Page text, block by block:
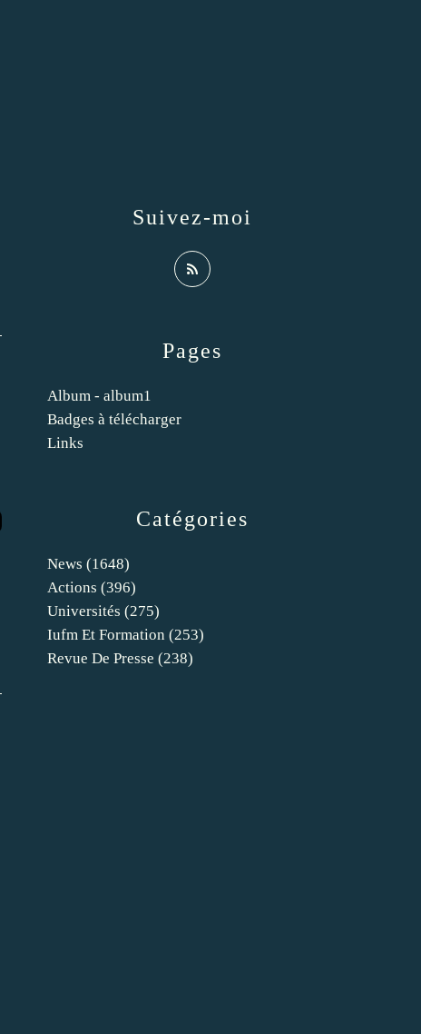
Catégories
News (1648)
Actions (396)
Universités (275)
Iufm Et Formation (253)
Revue De Presse (238)
Pages
Album - album1
Badges à télécharger
Links
Suivez-moi